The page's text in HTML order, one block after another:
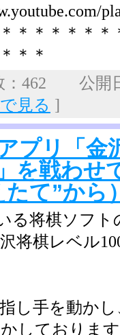
＊＊＊＊＊
＊＊
：462 公開
見る ]
プリ「金
を戦わ
たて”から
る将棋ソフト
将棋レベル
し手を動か
し­ておりま